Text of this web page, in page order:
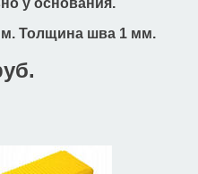
у основания.
Толщина шва 1 мм.